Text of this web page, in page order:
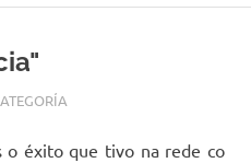
o éxito que tivo na rede co